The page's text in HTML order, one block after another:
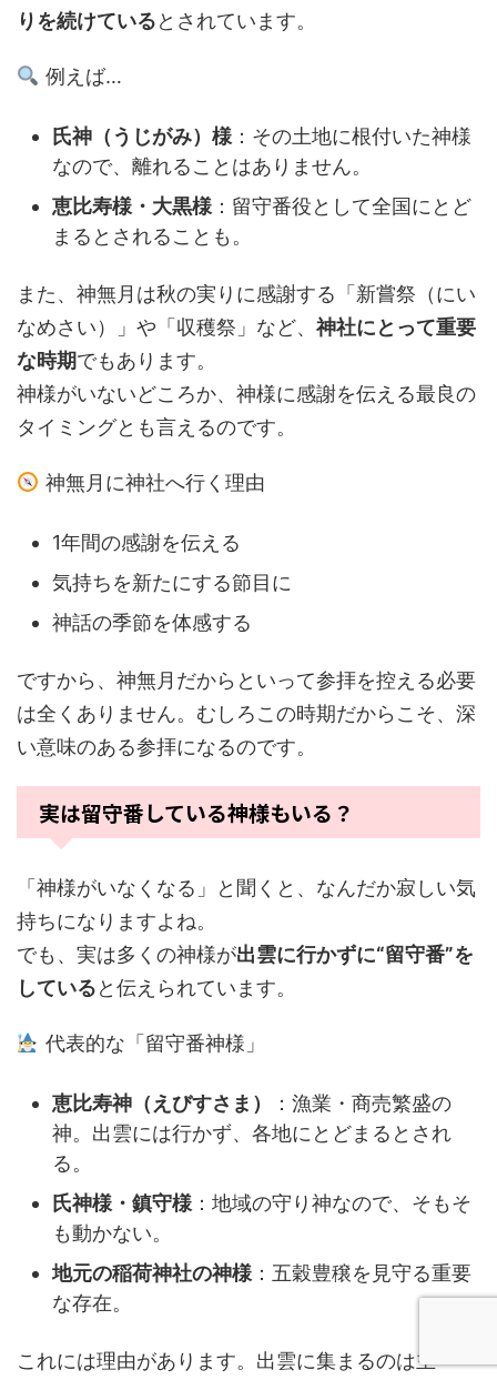
りを続けているとされています。
例えば…
氏神（うじがみ）様 ：その土地に根付いた神様
なので、離れることはありません。
恵比寿様・大黒様 ：留守番役として全国にとど
まるとされることも。
また、神無月は秋の実りに感謝する「新嘗祭（にい
なめさい）」や「収穫祭」など、 神社にとって重要
な時期でもあります。
神様がいないどころか、神様に感謝を伝える最良の
タイミングとも言えるのです。
神無月に神社へ行く理由
1年間の感謝を伝える
気持ちを新たにする節目に
神話の季節を体感する
ですから、神無月だからといって参拝を控える必要
は全くありません。むしろこの時期だからこそ、深
い意味のある参拝になるのです。
実は留守番している神様もいる？
「神様がいなくなる」と聞くと、なんだか寂しい気
持ちになりますよね。
でも、実は多くの神様が出雲に行かずに“留守番”を
していると伝えられています。
代表的な「留守番神様」
恵比寿神（えびすさま）
：漁業・商売繁盛の
神。出雲には行かず、各地にとどまるとされ
る。
氏神様・鎮守様 ：地域の守り神なので、そもそ
も動かない。
地元の稲荷神社の神様 ：五穀豊穣を見守る重要
な存在。
これには理由があります。出雲に集まるのは主